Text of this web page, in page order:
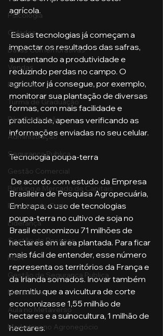
Psicologia
Cidades
Datas Comemorativas
Vendas
Pecuária
Turma de Graduação
Pós-Graduação
Administração
Segurança Publica
Gestão Comercial
Banking e Mercado de Capitais
Pecuária de Corte
Liderança
Gestão de Pessoas
MBA
Gestão de Segurança Publica
Metaverso
Aula no Metaverso
Marketing no Agronegócio
agrícola.
Essas tecnologias já começam a
impactar os resultados das safras,
aumentando a produtividade e
reduzindo perdas no campo. O
agricultor já consegue, por exemplo,
monitorar sua plantação de diversas
formas, com mais facilidade e
praticidade, apenas verificando as
informações enviadas no seu celular.
Tecnologia poupa-terra
Brasileira de Pesquisa Agropecuária,
Embrapa, o uso de tecnologias
poupa-terra no cultivo de soja no
Brasil economizou 71 milhões de
hectares em área plantada. Para ficar
mais fácil de entender, esse número
representa os territórios da França e
da Irlanda somados. Inovar também
permitiu que a avicultura de corte
economizasse 1,55 milhão de
hectares e a suinocultura, 1 milhão de
hectares.